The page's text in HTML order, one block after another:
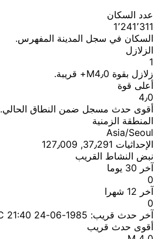
عدد السكان
1٬241٬311
السكان في سجل المدينة المفهرس.
الزلازل
1
زلازل بقوة M4٫0+ قريبة.
أعلى قوة
4٫0
أقوى حدث مسجل ضمن النطاق الحالي.
المنطقة الزمنية
Asia/Seoul
الإحداثيات 37٫291, 127٫009
نبض النشاط القريب
آخر 30 يوما
0
آخر 12 شهرا
0
آخر حدث قريب: 1985-06-24 21:40 UTC
أقوى حدث قريب